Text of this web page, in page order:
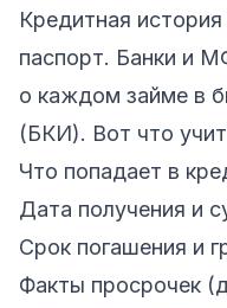
Кредитная
паспорт. Банки и
о каждом займе в
(БКИ). Вот что
Что попадает в
Дата получения и
Срок погашения и
Факты просрочек